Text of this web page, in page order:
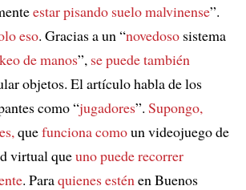
estar pisando suelo malvinense”.
eso. Gracias a un “novedososistema
de manos”, se puede también
objetos. El artículo habla de los
como “jugadores”. Supongo,
quefunciona comoun videojuego de
virtual queuno puede recorrer
. Paraquienes estén en Buenos